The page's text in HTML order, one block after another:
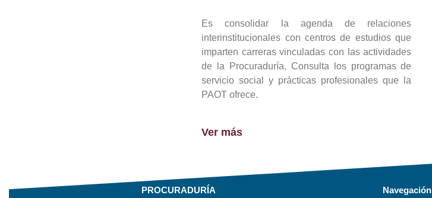
Es consolidar la agenda de relaciones
interinstitucionales con centros de estudios que
imparten carreras vinculadas con las actividades
de la Procuraduría, Consulta los programas de
servicio social y prácticas profesionales que la
PAOT ofrece.
Ver más
PROCURADURÍA Navegación